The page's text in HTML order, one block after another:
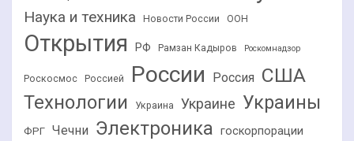
Наука и техника Новости России ООН
Открытия РФ Рамзан Кадыров Роскомнадзор
Роскосмос Россией России Россия США
Технологии Украина Украине Украины
ФРГ Чечни Электроника госкорпорации